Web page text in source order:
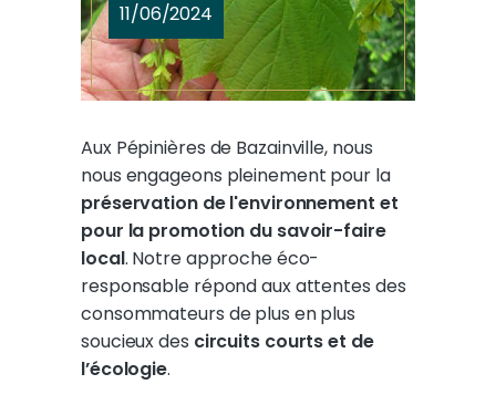
11/06/2024
Aux Pépinières de Bazainville, nous
nous engageons pleinement pour la
préservation de l'environnement et
pour la promotion du savoir-faire
local. Notre approche éco-
responsable répond aux attentes des
consommateurs de plus en plus
soucieux des circuits courts et de
l’écologie.